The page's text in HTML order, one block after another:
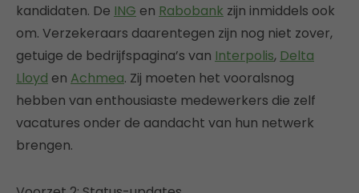
kandidaten. De ING en Rabobank zijn inmiddels ook
om. Verzekeraars daarentegen zijn nog niet zover,
getuige de bedrijfspagina’s van Interpolis, Delta
Lloyd en Achmea. Zij moeten het vooralsnog
hebben van enthousiaste medewerkers die zelf
vacatures onder de aandacht van hun netwerk
brengen.